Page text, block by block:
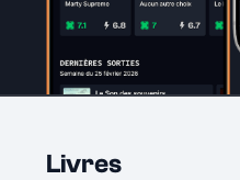
Livres